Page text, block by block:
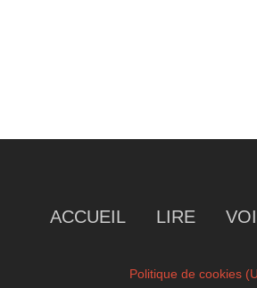
ACCUEIL LIRE
Politique de cookies